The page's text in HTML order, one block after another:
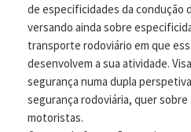
de especificidades da condução
versando ainda sobre
transporte rodoviário em que
desenvolvem a sua atividade.
segurança numa dupla
segurança rodoviária, quer
motoristas.